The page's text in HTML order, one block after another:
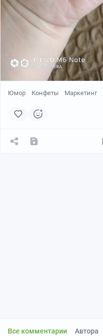
Юмор Конфеты Маркетинг
Все комментарии Автора